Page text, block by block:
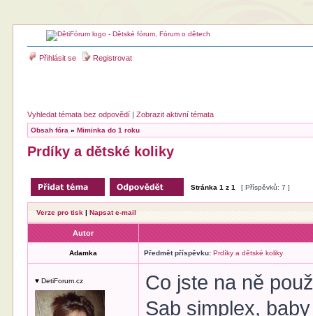
Přihlásit se Registrovat
Vyhledat témata bez odpovědí |Zobrazit aktivní témata
Obsah fóra »Miminka do 1 roku
Prdíky a dětské koliky
Stránka1 z1 [ Příspěvků: 7 ]
Verze pro tisk |Napsat e-mail
Autor
Adamka Předmět příspěvku: Prdíky a dětské koliky
♥ DetiForum.cz
Co jste na ně
Sab simplex,